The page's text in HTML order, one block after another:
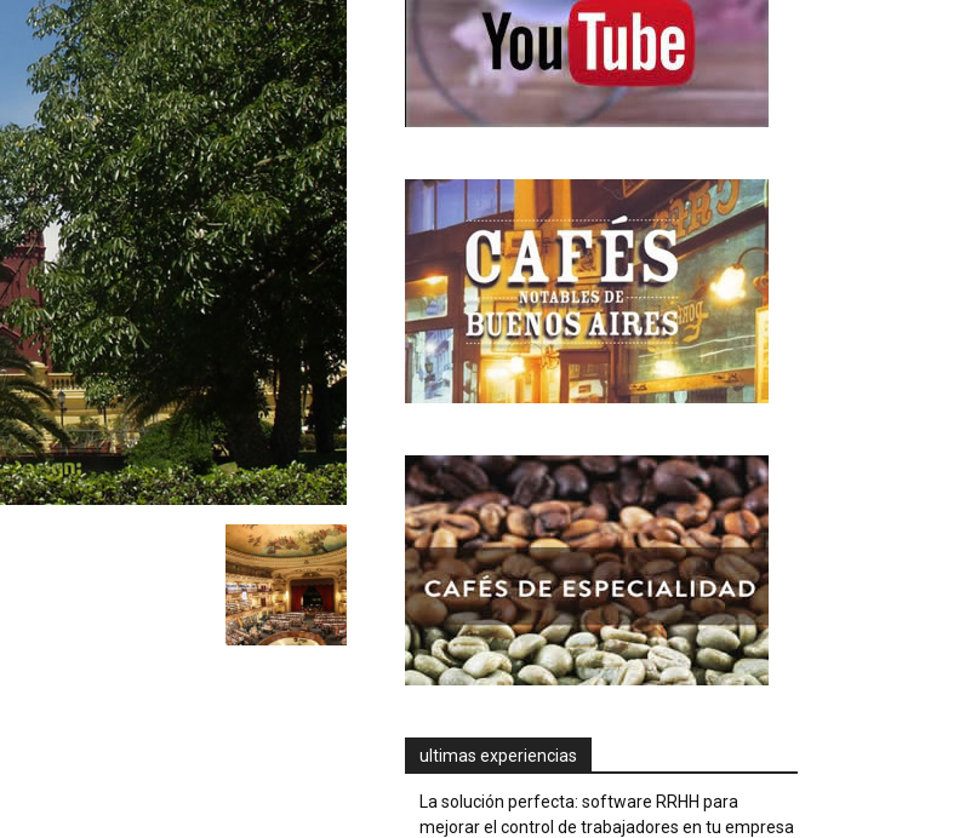
ultimas experiencias
La solución perfecta: software RRHH para
mejorar el control de trabajadores en tu empresa